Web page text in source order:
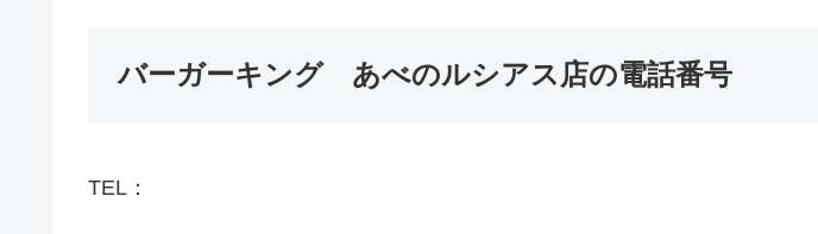
バーガーキング あべのルシアス店の電話番号
TEL：